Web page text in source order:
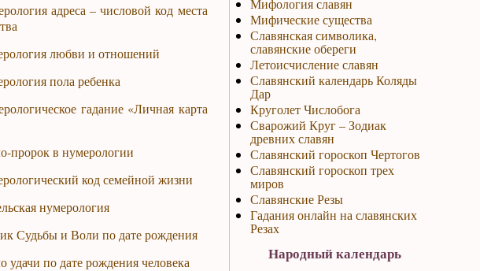
адреса – числовой код места
любви и отношений
пола ребенка
гадание «Личная карта
пророк в нумерологии
код семейной жизни
нумерология
Судьбы и Воли по дате рождения
удачи по дате рождения человека
Мифология славян
Мифические существа
Славянская символика,
славянские обереги
Летоисчисление славян
Славянский календарь Коляды
Дар
Круголет Числобога
Сварожий Круг – Зодиак
древних славян
Славянский гороскоп Чертогов
Славянский гороскоп трех
миров
Славянские Резы
Гадания онлайн на славянских
Резах
Народный календарь